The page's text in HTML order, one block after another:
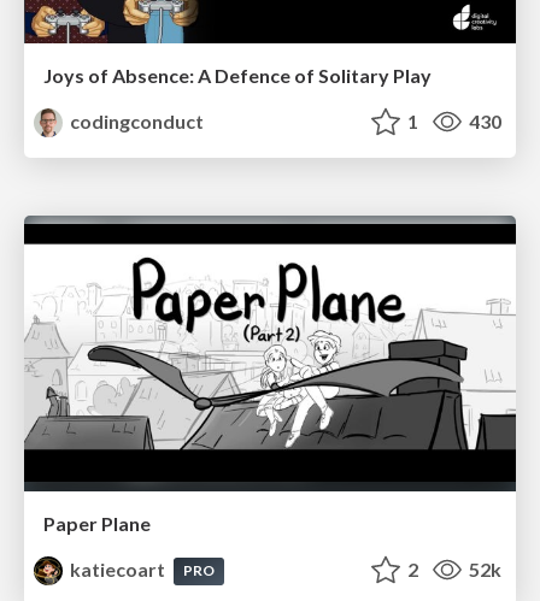
Joys of Absence: A Defence of Solitary Play
codingconduct
1 430
Paper Plane
katiecoart
PRO 2 52k